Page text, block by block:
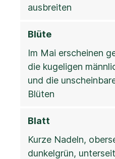
ausbreiten
Blüte
Im Mai erscheinen
die kugeligen
und die
Blüten
Blatt
Kurze Nadeln,
dunkelgrün,